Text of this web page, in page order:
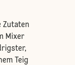
Zutaten
Mixer
Teig